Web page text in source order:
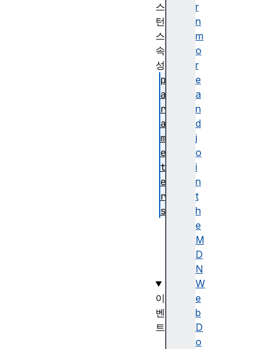
r
n
m
o
r
e
a
n
d
j
o
i
n
t
h
e
M
D
N
W
e
b
D
o
스
턴
스
속
성
p
a
r
a
m
e
t
e
r
s
이
벤
트